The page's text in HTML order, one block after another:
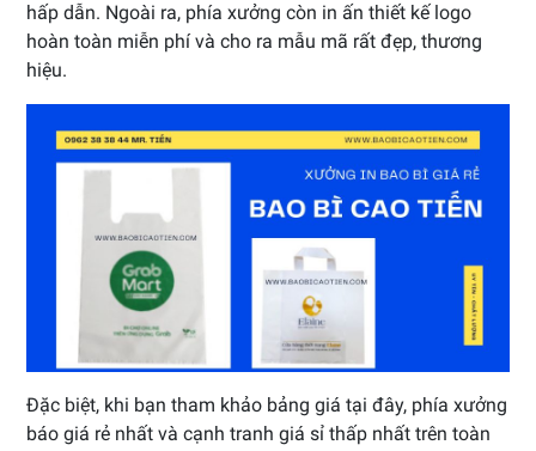
hấp dẫn. Ngoài ra, phía xưởng còn in ấn thiết kế logo
hoàn toàn miễn phí và cho ra mẫu mã rất đẹp, thương
hiệu.
Đặc biệt, khi bạn tham khảo bảng giá tại đây, phía xưởng
báo giá rẻ nhất và cạnh tranh giá sỉ thấp nhất trên toàn